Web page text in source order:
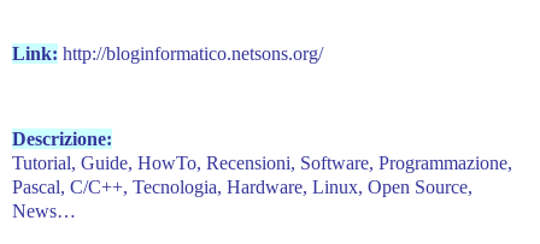
Link: http://bloginformatico.netsons.org/
Descrizione:
Tutorial, Guide, HowTo, Recensioni, Software, Programmazione,
Pascal, C/C++, Tecnologia, Hardware, Linux, Open Source,
News…